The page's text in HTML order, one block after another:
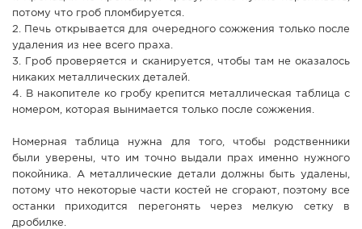
потому что гроб пломбируется.
2. Печь открывается для очередного сожжения только после
удаления из нее всего праха.
3. Гроб проверяется и сканируется, чтобы там не оказалось
никаких металлических деталей.
4. В накопителе ко гробу крепится металлическая таблица с
номером, которая вынимается только после сожжения.
Номерная таблица нужна для того, чтобы родственники
были уверены, что им точно выдали прах именно нужного
покойника. А металлические детали должны быть удалены,
потому что некоторые части костей не сгорают, поэтому все
останки приходится перегонять через мелкую сетку в
дробилке.